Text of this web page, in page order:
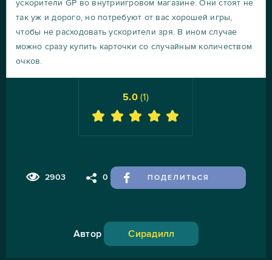
ускорители GP во внутриигровом магазине. Они стоят не
так уж и дорого, но потребуют от вас хорошей игры,
чтобы не расходовать ускорители зря. В ином случае
можно сразу купить карточки со случайным количеством
очков.
2903 0 ПОДЕЛИТЬСЯ
5.0(1)
Автор Сирадилл